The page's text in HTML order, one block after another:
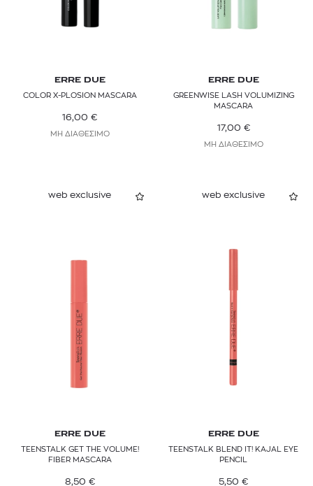
ERRE DUE
COLOR X-PLOSION MASCARA
16,00 €
ΜΗ ΔΙΑΘΕΣΙΜΟ
ERRE DUE
GREENWISE LASH VOLUMIZING
MASCARA
17,00 €
ΜΗ ΔΙΑΘΕΣΙΜΟ
web exclusive
ERRE DUE
TEENSTALK GET THE VOLUME!
FIBER MASCARA
8,50 €
web exclusive
ERRE DUE
TEENSTALK BLEND IT! KAJAL EYE
PENCIL
5,50 €